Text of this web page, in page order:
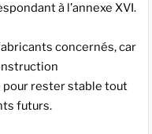
à l’annexe XVI.
concernés, car
rester stable tout
futurs.